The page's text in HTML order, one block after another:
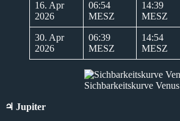
16. Apr
2026
06:54
MESZ
14:39
MESZ
30. Apr
2026
06:39
MESZ
14:54
MESZ
Sichbarkeitskurve Venus
♃ Jupiter